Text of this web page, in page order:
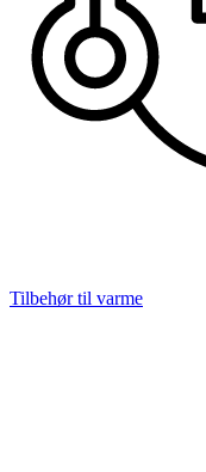
Tilbehør til varme